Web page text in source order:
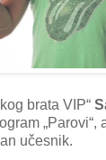
brata VIP“
učesnik.